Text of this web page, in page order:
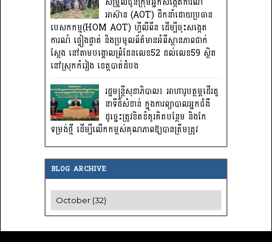
អាស៊ាន (AOT) ដឹកនាំដោយប្រធាន
បេសកកម្ម(HOM AOT) ហ្វីលីពីន ដើម្បីចុះសង្កេត
ការណ៍ ផ្ទៀងផ្ទាត់ និងប្រមូលព័ត៌មានអំពីស្ថានភាពជាក់
ស្តែង នៅតាមបង្គោលព្រំដែនលេខ52 ដល់លេខ59 ស្ថិត
នៅស្រុកកំរៀង ខេត្តបាត់ដំបង
រដ្ឋមន្រ្តីសុខាភិបាល៖ អាហារូបត្ថម្ភដើរតួ
នាទីដ៏សំខាន់ ក្នុងការព្យាបាលអ្នកជំងឺ
ដូច្នេះត្រូវខិតខំគូរគិតបន្ថែម និងកែ
ទម្រង់ថ្មី ដើម្បីលើកកម្ពស់គុណភាពឱ្យបានត្រឹមត្រូវ
BLOG ARCHIVE